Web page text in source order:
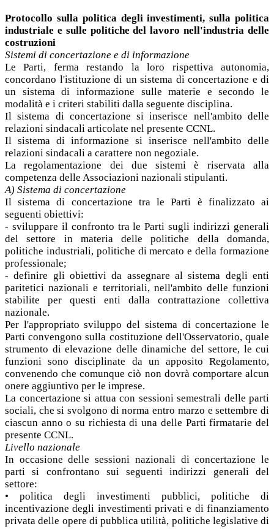
Protocollo sulla politica degli investimenti, sulla politica
industriale e sulle politiche del lavoro nell'industria delle
costruzioni
Sistemi di concertazione e di informazione
Le Parti, ferma restando la loro rispettiva autonomia,
concordano l'istituzione di un sistema di concertazione e di
un sistema di informazione sulle materie e secondo le
modalità e i criteri stabiliti dalla seguente disciplina.
Il sistema di concertazione si inserisce nell'ambito delle
relazioni sindacali articolate nel presente CCNL.
Il sistema di informazione si inserisce nell'ambito delle
relazioni sindacali a carattere non negoziale.
La regolamentazione dei due sistemi è riservata alla
competenza delle Associazioni nazionali stipulanti.
A) Sistema di concertazione
Il sistema di concertazione tra le Parti è finalizzato ai
seguenti obiettivi:
- sviluppare il confronto tra le Parti sugli indirizzi generali
del settore in materia delle politiche della domanda,
politiche industriali, politiche di mercato e della formazione
professionale;
- definire gli obiettivi da assegnare al sistema degli enti
paritetici nazionali e territoriali, nell'ambito delle funzioni
stabilite per questi enti dalla contrattazione collettiva
nazionale.
Per l'appropriato sviluppo del sistema di concertazione le
Parti convengono sulla costituzione dell'Osservatorio, quale
strumento di elevazione delle dinamiche del settore, le cui
funzioni sono disciplinate da un apposito Regolamento,
convenendo che comunque ciò non dovrà comportare alcun
onere aggiuntivo per le imprese.
La concertazione si attua con sessioni semestrali delle parti
sociali, che si svolgono di norma entro marzo e settembre di
ciascun anno o su richiesta di una delle Parti firmatarie del
presente CCNL.
Livello nazionale
In occasione delle sessioni nazionali di concertazione le
parti si confrontano sui seguenti indirizzi generali del
settore:
• politica degli investimenti pubblici, politiche di
incentivazione degli investimenti privati e di finanziamento
privata delle opere di pubblica utilità, politiche legislative di